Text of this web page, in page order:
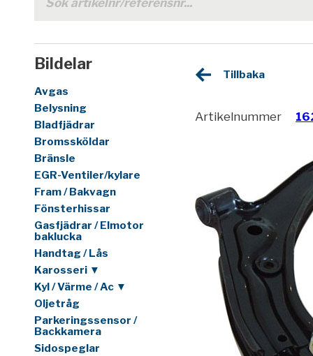
Bildelar
Avgas
Belysning
Bladfjädrar
Bromssköldar
Bränsle
EGR-Ventiler/kylare
Fram / Bakvagn
Fönsterhissar
Gasfjädrar / Elmotor
baklucka
Handtag / Lås
Karosseri ▼
Kyl / Värme / Ac ▼
Oljetråg
Parkeringssensor /
Backkamera
Sidospeglar
Tillbaka
Artikelnummer